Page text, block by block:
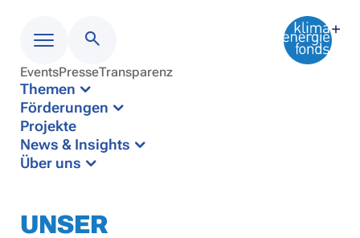
Menü
EventsPresseTransparenz
Themen
Förderungen
Projekte
News & Insights
Über uns
UNSER